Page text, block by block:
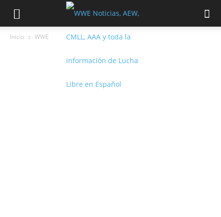
Inicio WWE